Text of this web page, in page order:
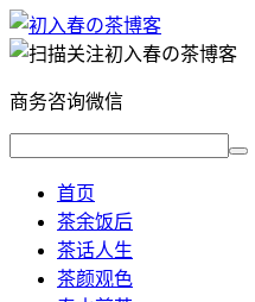
商务咨询微信
首页
茶余饭后
茶话人生
茶颜观色